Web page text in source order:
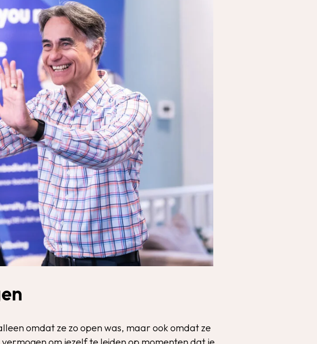
omdat ze zo open was, maar ook omdat ze